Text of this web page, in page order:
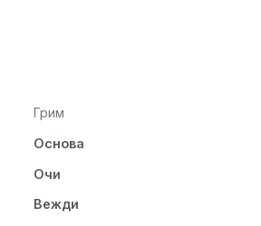
Грим
Основа
Очи
Вежди